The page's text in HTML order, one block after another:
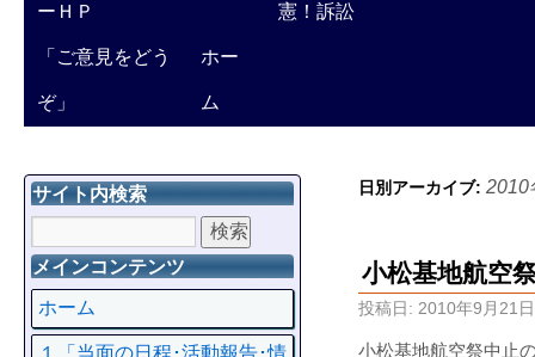
ーＨＰ 憲！訴訟
「ご意見をどう
ぞ」
ホー
ム
日別アーカイブ: 2010
小松基地航空
投稿日: 2010年9月21日
小松基地航空祭中止
サイト内検索
メインコンテンツ
ホーム
１「当面の日程･活動報告･情